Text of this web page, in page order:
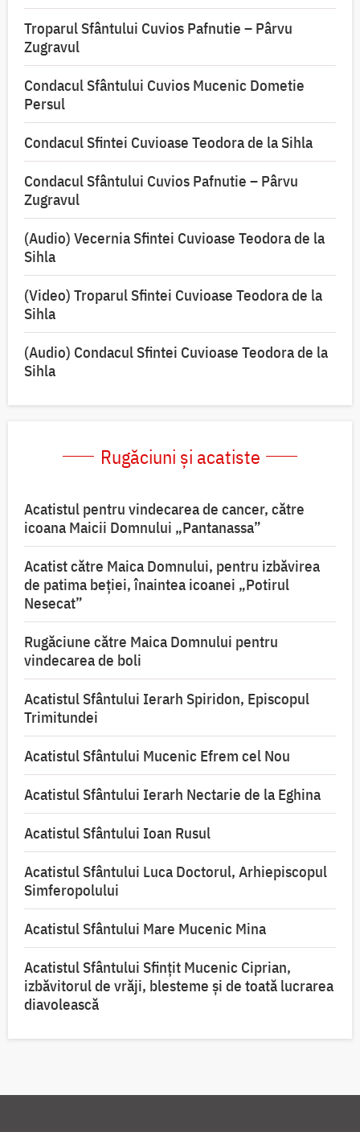
Troparul Sfântului Cuvios Pafnutie – Pârvu
Zugravul
Condacul Sfântului Cuvios Mucenic Dometie
Persul
Condacul Sfintei Cuvioase Teodora de la Sihla
Condacul Sfântului Cuvios Pafnutie – Pârvu
Zugravul
(Audio) Vecernia Sfintei Cuvioase Teodora de la
Sihla
(Video) Troparul Sfintei Cuvioase Teodora de la
Sihla
(Audio) Condacul Sfintei Cuvioase Teodora de la
Sihla
Rugăciuni și acatiste
Acatistul pentru vindecarea de cancer, către
icoana Maicii Domnului „Pantanassa”
Acatist către Maica Domnului, pentru izbăvirea
de patima beției, înaintea icoanei „Potirul
Nesecat”
Rugăciune către Maica Domnului pentru
vindecarea de boli
Acatistul Sfântului Ierarh Spiridon, Episcopul
Trimitundei
Acatistul Sfântului Mucenic Efrem cel Nou
Acatistul Sfântului Ierarh Nectarie de la Eghina
Acatistul Sfântului Ioan Rusul
Acatistul Sfântului Luca Doctorul, Arhiepiscopul
Simferopolului
Acatistul Sfântului Mare Mucenic Mina
Acatistul Sfântului Sfințit Mucenic Ciprian,
izbăvitorul de vrăji, blesteme și de toată lucrarea
diavolească